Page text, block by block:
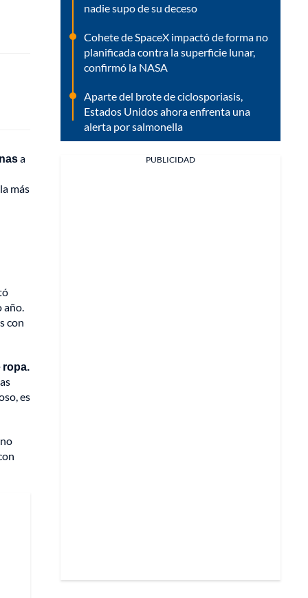
a
más
año.
con
ropa.
es
nadie supo de su deceso
Cohete de SpaceX impactó de forma no
planificada contra la superficie lunar,
confirmó la NASA
Aparte del brote de ciclosporiasis,
Estados Unidos ahora enfrenta una
alerta por salmonella
PUBLICIDAD